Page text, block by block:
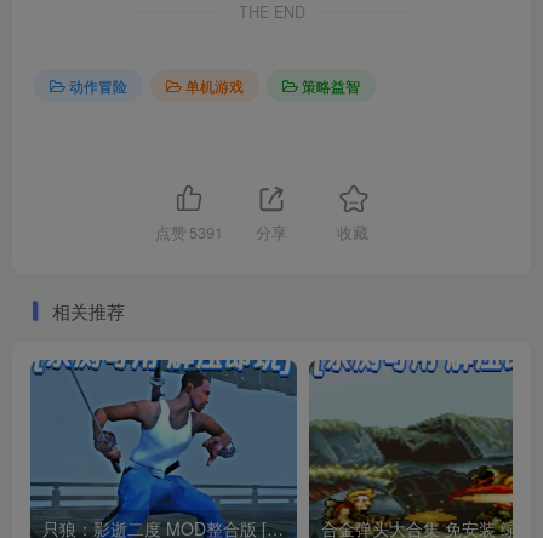
THE END
动作冒险 单机游戏 策略益智
点赞 5391 分享 收藏
相关推荐
只狼：影逝二度 MOD整合版 [主角变成 CJ卡尔 约翰逊] [Boss苇名弦一郎变成 大烟鬼] 简体中文 免安装 绿色版 [亲测可用 解压即玩]【12.9GB】